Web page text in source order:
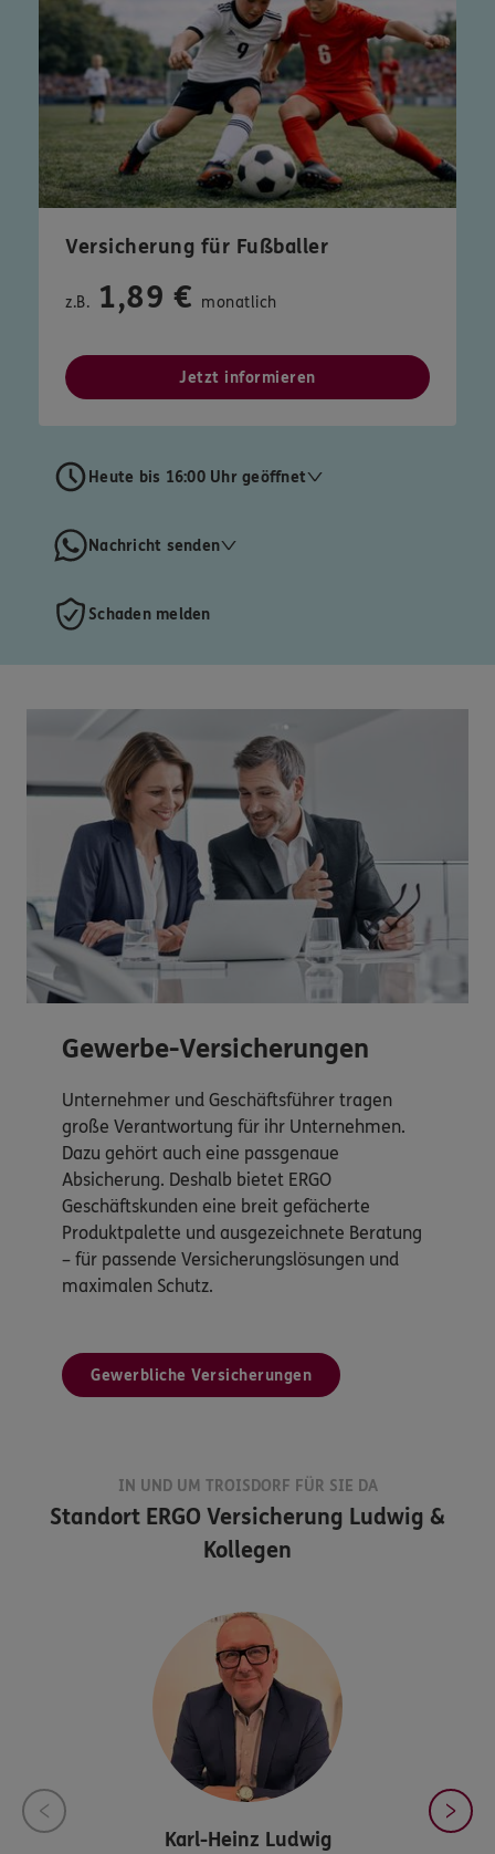
Versicherung für Fußballer
z.B. 1,89 € monatlich
Jetzt informieren
Heute bis 16:00 Uhr geöffnet
Nachricht senden
Schaden melden
Gewerbe-Versicherungen
Unternehmer und Geschäftsführer tragen
große Verantwortung für ihr Unternehmen.
Dazu gehört auch eine passgenaue
Absicherung. Deshalb bietet ERGO
Geschäftskunden eine breit gefächerte
Produktpalette und ausgezeichnete Beratung
– für passende Versicherungslösungen und
maximalen Schutz.
Gewerbliche Versicherungen
IN UND UM TROISDORF FÜR SIE DA
Standort ERGO Versicherung Ludwig &
Kollegen
Karl-Heinz Ludwig